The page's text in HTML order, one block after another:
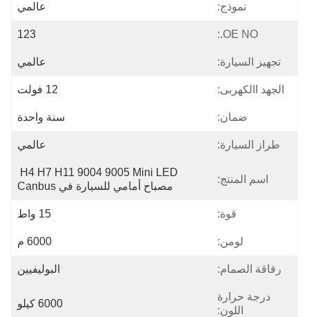
نموذج: عالمي
OE NO.:
123
تجهيز السيارة: عالمي
الجهد االكهربى: 12 فولت
ضمان: سنة واحدة
طراز السيارة: عالمي
اسم المنتج:
H4 H7 H11 9004 9005 Mini LED
مصباح أمامي للسيارة في Canbus
قوة: 15 واط
لومن: 6000 م
رقاقة الصمام: البوليفيين
درجة حرارة
اللون:
6000 كيلو